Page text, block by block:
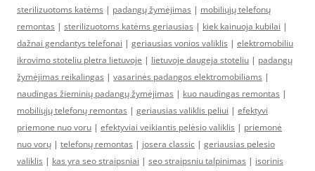
sterilizuotoms katėms | padangų žymėjimas | mobiliųjų telefonų
remontas | sterilizuotoms katėms geriausias | kiek kainuoja kubilai |
dažnai gendantys telefonai | geriausias vonios valiklis | elektromobiliu
ikrovimo stoteliu pletra lietuvoje | lietuvoje daugeja stoteliu | padangų
žymėjimas reikalingas | vasarinės padangos elektromobiliams |
naudingas žieminių padangų žymėjimas | kuo naudingas remontas |
mobiliųjų telefonų remontas | geriausias valiklis peliui | efektyvi
priemone nuo voru | efektyviai veikiantis pelėsio valiklis | priemonė
nuo vorų | telefonų remontas | josera classic | geriausias pelesio
valiklis | kas yra seo straipsniai | seo straipsniu talpinimas | isorinis